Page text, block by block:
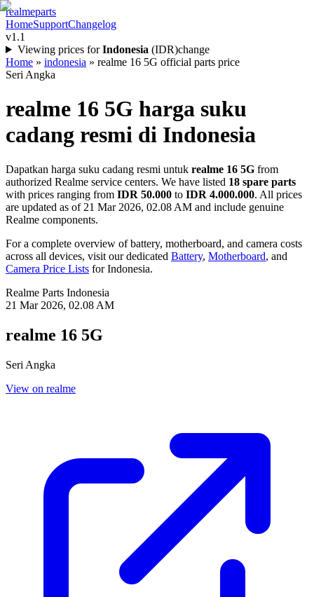
realmeparts
HomeSupportChangelog
v1.1
Viewing prices for Indonesia (IDR)change
Home » indonesia » realme 16 5G official parts price
Seri Angka
realme 16 5G harga suku
cadang resmi di Indonesia
Dapatkan harga suku cadang resmi untuk realme 16 5G from
authorized Realme service centers. We have listed 18 spare parts
with prices ranging from IDR 50.000 to IDR 4.000.000. All prices
are updated as of 21 Mar 2026, 02.08 AM and include genuine
Realme components.
For a complete overview of battery, motherboard, and camera costs
across all devices, visit our dedicated Battery, Motherboard, and
Camera Price Lists forIndonesia.
Realme Parts Indonesia
21 Mar 2026, 02.08 AM
realme 16 5G
Seri Angka
View on realme